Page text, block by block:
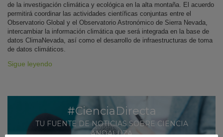
de la investigación climática y ecológica en la alta montaña. El acuerdo
permitirá coordinar las actividades científicas conjuntas entre el
Observatorio Global y el Observatorio Astronómico de Sierra Nevada,
intercambiar la información climática que será integrada en la base de
datos ClimaNevada, así como el desarrollo de infraestructuras de toma
de datos climáticos.
Sigue leyendo
#CienciaDirecta
TU FUENTE DE NOTICIAS SOBRE CIENCIA
ANDALUZA